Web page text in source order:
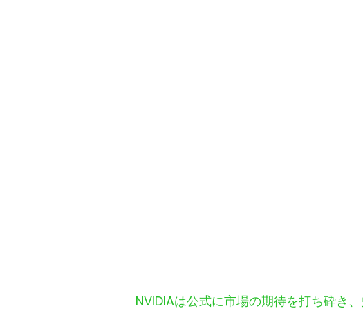
NVIDIAは公式に市場の期待を打ち砕き